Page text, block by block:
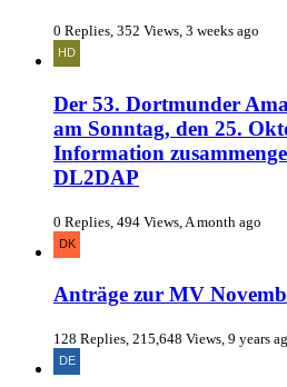
0 Replies, 352 Views, 3 weeks ago
Der 53. Dortmunder
am Sonntag, den 25.
Information
DL2DAP
0 Replies, 494 Views, A month ago
Anträge zur MV
128 Replies, 215,648 Views, 9 years